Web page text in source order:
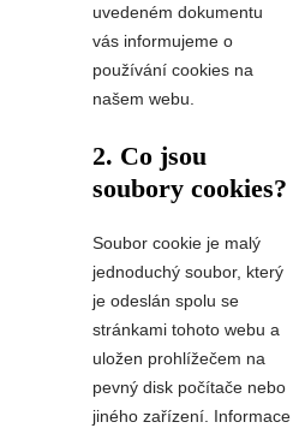
uvedeném dokumentu
vás informujeme o
používání cookies na
našem webu.
2. Co jsou
soubory cookies?
Soubor cookie je malý
jednoduchý soubor, který
je odeslán spolu se
stránkami tohoto webu a
uložen prohlížečem na
pevný disk počítače nebo
jiného zařízení. Informace